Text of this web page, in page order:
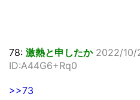
78: 激熱と申したか 2022/10/
ID:A44G6+Rq0
>>73